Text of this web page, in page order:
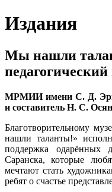
Издания
Мы нашли
МРМИИ имени С. Д.
и составитель Н. С.
Благотворительному
нашли таланты!»
поддержка одарённых
Саранска, которые
мечтают стать
ребят о счастье